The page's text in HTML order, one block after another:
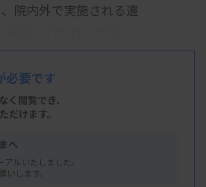
院内外で実施される遺
8つ以上をeラーニン
件。機構専門医の認定
なる。認定期間は機構
必要です
閲覧でき、
だけます。
へ
ルいたしました。
します。